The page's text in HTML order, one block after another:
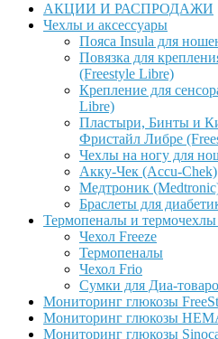
АКЦИИ И РАСПРОДАЖИ
Чехлы и аксессуары
Пояса Insula для
Повязка для
(Freestyle Libre)
Крепление для
Libre)
Пластыри, Бинты и
Фристайл Либре
Чехлы на ногу для
Акку-Чек (Accu-Chek)
Медтроник
Браслеты для
Термопеналы и
Чехол Freeze
Термопеналы
Чехол Frio
Сумки для Диа-
Мониторинг глюкозы
Мониторинг глюкозы
Мониторинг глюкозы